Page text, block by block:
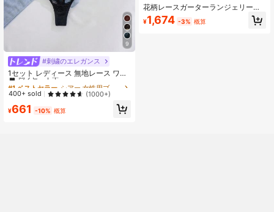
9
#刺繍のエレガンス
1セット レディース 無地レース ワイ
ヤレス 快適ランジェリー ブラジャー
&ショーツ 2点セット、デイリーウェ
ア
#1 ベストセラー
高リピート率
#1 ベストセラー
高リピート率
#1 ベストセラー
高リピート率
#1 ベストセラー
高リピート率
400+ sold (1000+)
¥661 -10% 概算
花柄レースガーターランジェリーセ
ット
¥1,674 -3% 概算